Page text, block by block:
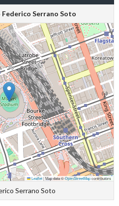
Federico Serrano Soto
Leaflet|Map data ©OpenStreetMapcontributors
Serrano Soto